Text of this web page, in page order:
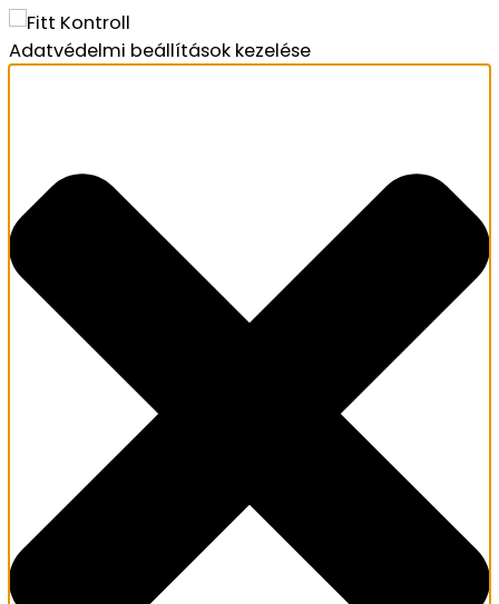
Adatvédelmi beállítások kezelése